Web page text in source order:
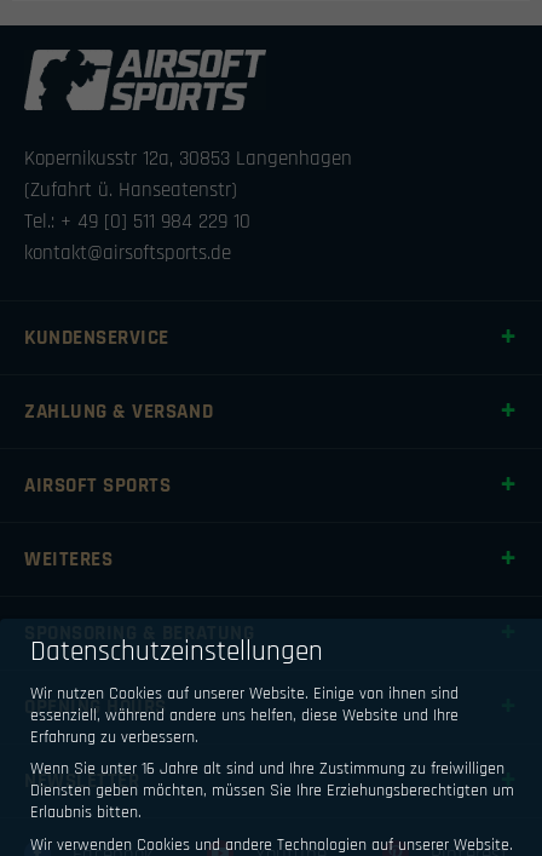
Kopernikusstr 12a, 30853 Langenhagen
(Zufahrt ü. Hanseatenstr)
Tel.: + 49 [0] 511 984 229 10
kontakt@airsoftsports.de
KUNDENSERVICE
ZAHLUNG & VERSAND
AIRSOFT SPORTS
WEITERES
SPONSORING & BERATUNG
OPENING HOURS
NEWSLETTER
Datenschutzeinstellungen
Wir nutzen Cookies auf unserer Website. Einige von ihnen sind
essenziell, während andere uns helfen, diese Website und Ihre
Erfahrung zu verbessern.
Wenn Sie unter 16 Jahre alt sind und Ihre Zustimmung zu freiwilligen
Diensten geben möchten, müssen Sie Ihre Erziehungsberechtigten um
Erlaubnis bitten.
Wir verwenden Cookies und andere Technologien auf unserer Website.